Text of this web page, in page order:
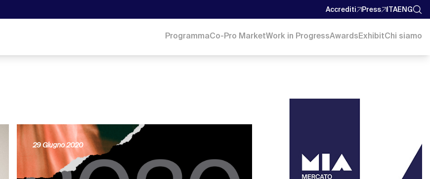
Accrediti Press ITAENG
ProgrammaCo-Pro MarketWork in ProgressAwardsExhibitChi siamo
29 Giugno 2020